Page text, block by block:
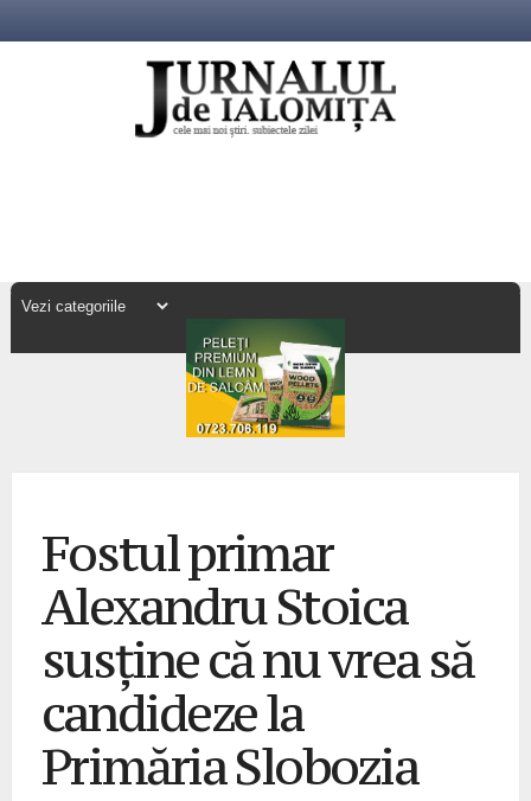
Fostul primar
Alexandru Stoica
susține că nu vrea să
candideze la
Primăria Slobozia